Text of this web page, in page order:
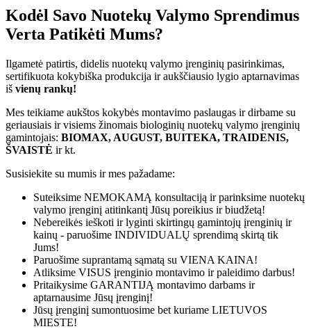
Kodėl Savo Nuotekų Valymo Sprendimus
Verta Patikėti Mums?
Ilgametė patirtis, didelis nuotekų valymo įrenginių pasirinkimas,
sertifikuota kokybiška produkcija ir aukščiausio lygio aptarnavimas
iš vienų rankų!
Mes teikiame aukštos kokybės montavimo paslaugas ir dirbame su
geriausiais ir visiems žinomais biologinių nuotekų valymo įrenginių
gamintojais: BIOMAX, AUGUST, BUITEKA, TRAIDENIS,
ŠVAISTĖ ir kt.
Susisiekite su mumis ir mes pažadame:
Suteiksime NEMOKAMĄ konsultaciją ir parinksime nuotekų
valymo įrenginį atitinkantį Jūsų poreikius ir biudžetą!
Nebereikės ieškoti ir lyginti skirtingų gamintojų įrenginių ir
kainų - paruošime INDIVIDUALŲ sprendimą skirtą tik
Jums!
Paruošime suprantamą sąmatą su VIENA KAINA!
Atliksime VISUS įrenginio montavimo ir paleidimo darbus!
Pritaikysime GARANTIJĄ montavimo darbams ir
aptarnausime Jūsų įrenginį!
Jūsų įrenginį sumontuosime bet kuriame LIETUVOS
MIESTE!